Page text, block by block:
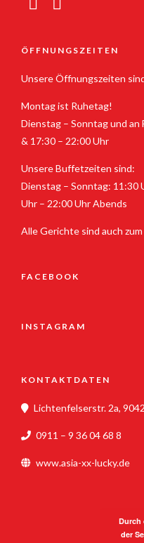
ÖFFNUNGSZEITEN
Unsere Öffnungszeiten
Montag ist Ruhetag!
Dienstag – Sonntag und
& 17:30 – 22:00 Uhr
Unsere Buffetzeiten sind:
Dienstag – Sonntag: 11:30
Uhr – 22:00 Uhr Abends
Alle Gerichte sind auch
FACEBOOK
INSTAGRAM
KONTAKTDATEN
Lichtenfelserstr. 2a,
0911 – 9 36 04 68 8
www.asia-xx-lucky.de
Durch
der